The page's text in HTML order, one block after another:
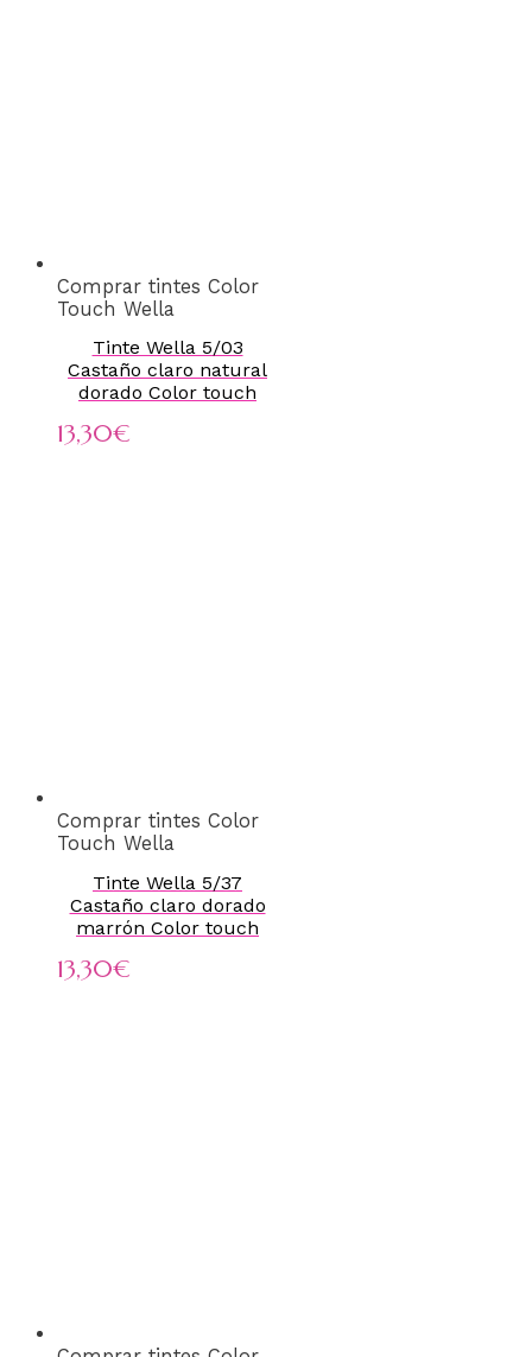
Comprar tintes Color
Touch Wella
Tinte Wella 5/03
Castaño claro natural
dorado Color touch
13,30€
Comprar tintes Color
Touch Wella
Tinte Wella 5/37
Castaño claro dorado
marrón Color touch
13,30€